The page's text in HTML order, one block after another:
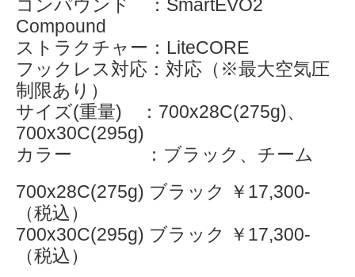
コンパウンド ：SmartEVO2
Compound
ストラクチャー：LiteCORE
フックレス対応：対応（※最大空気圧
制限あり）
サイズ(重量) ：700x28C(275g)​、
700x30C(295g)​
カラー ：ブラック、チーム
700x28C(275g) ブラック​ ￥17,300-
（税込）
700x30C(295g)​ ブラック​ ￥17,300-
（税込）